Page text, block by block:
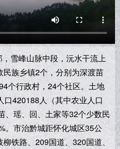
雪峰山脉中段，沅水干流上
族乡镇2个，分别为深渡苗
个行政村，24个社区。土地
420188人（其中农业人口
、瑶、回、土家等32个少数民
。市治黔城距怀化城区35公
铁路、209国道、320国道、